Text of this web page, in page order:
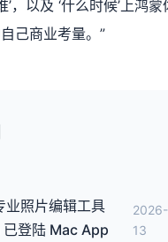
’，以及 ‘什么时候’上鸿
己商业考量。”
业照片编辑工具
登陆 Mac App
13